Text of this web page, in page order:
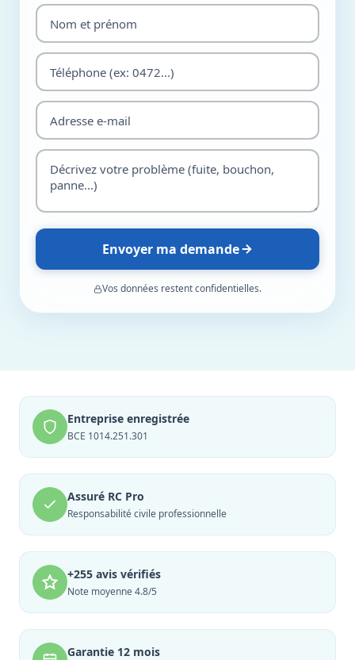
Envoyer ma demande
Vos données restent confidentielles.
Entreprise enregistrée
BCE 1014.251.301
Assuré RC Pro
Responsabilité civile professionnelle
+255 avis vérifiés
Note moyenne 4.8/5
Garantie 12 mois